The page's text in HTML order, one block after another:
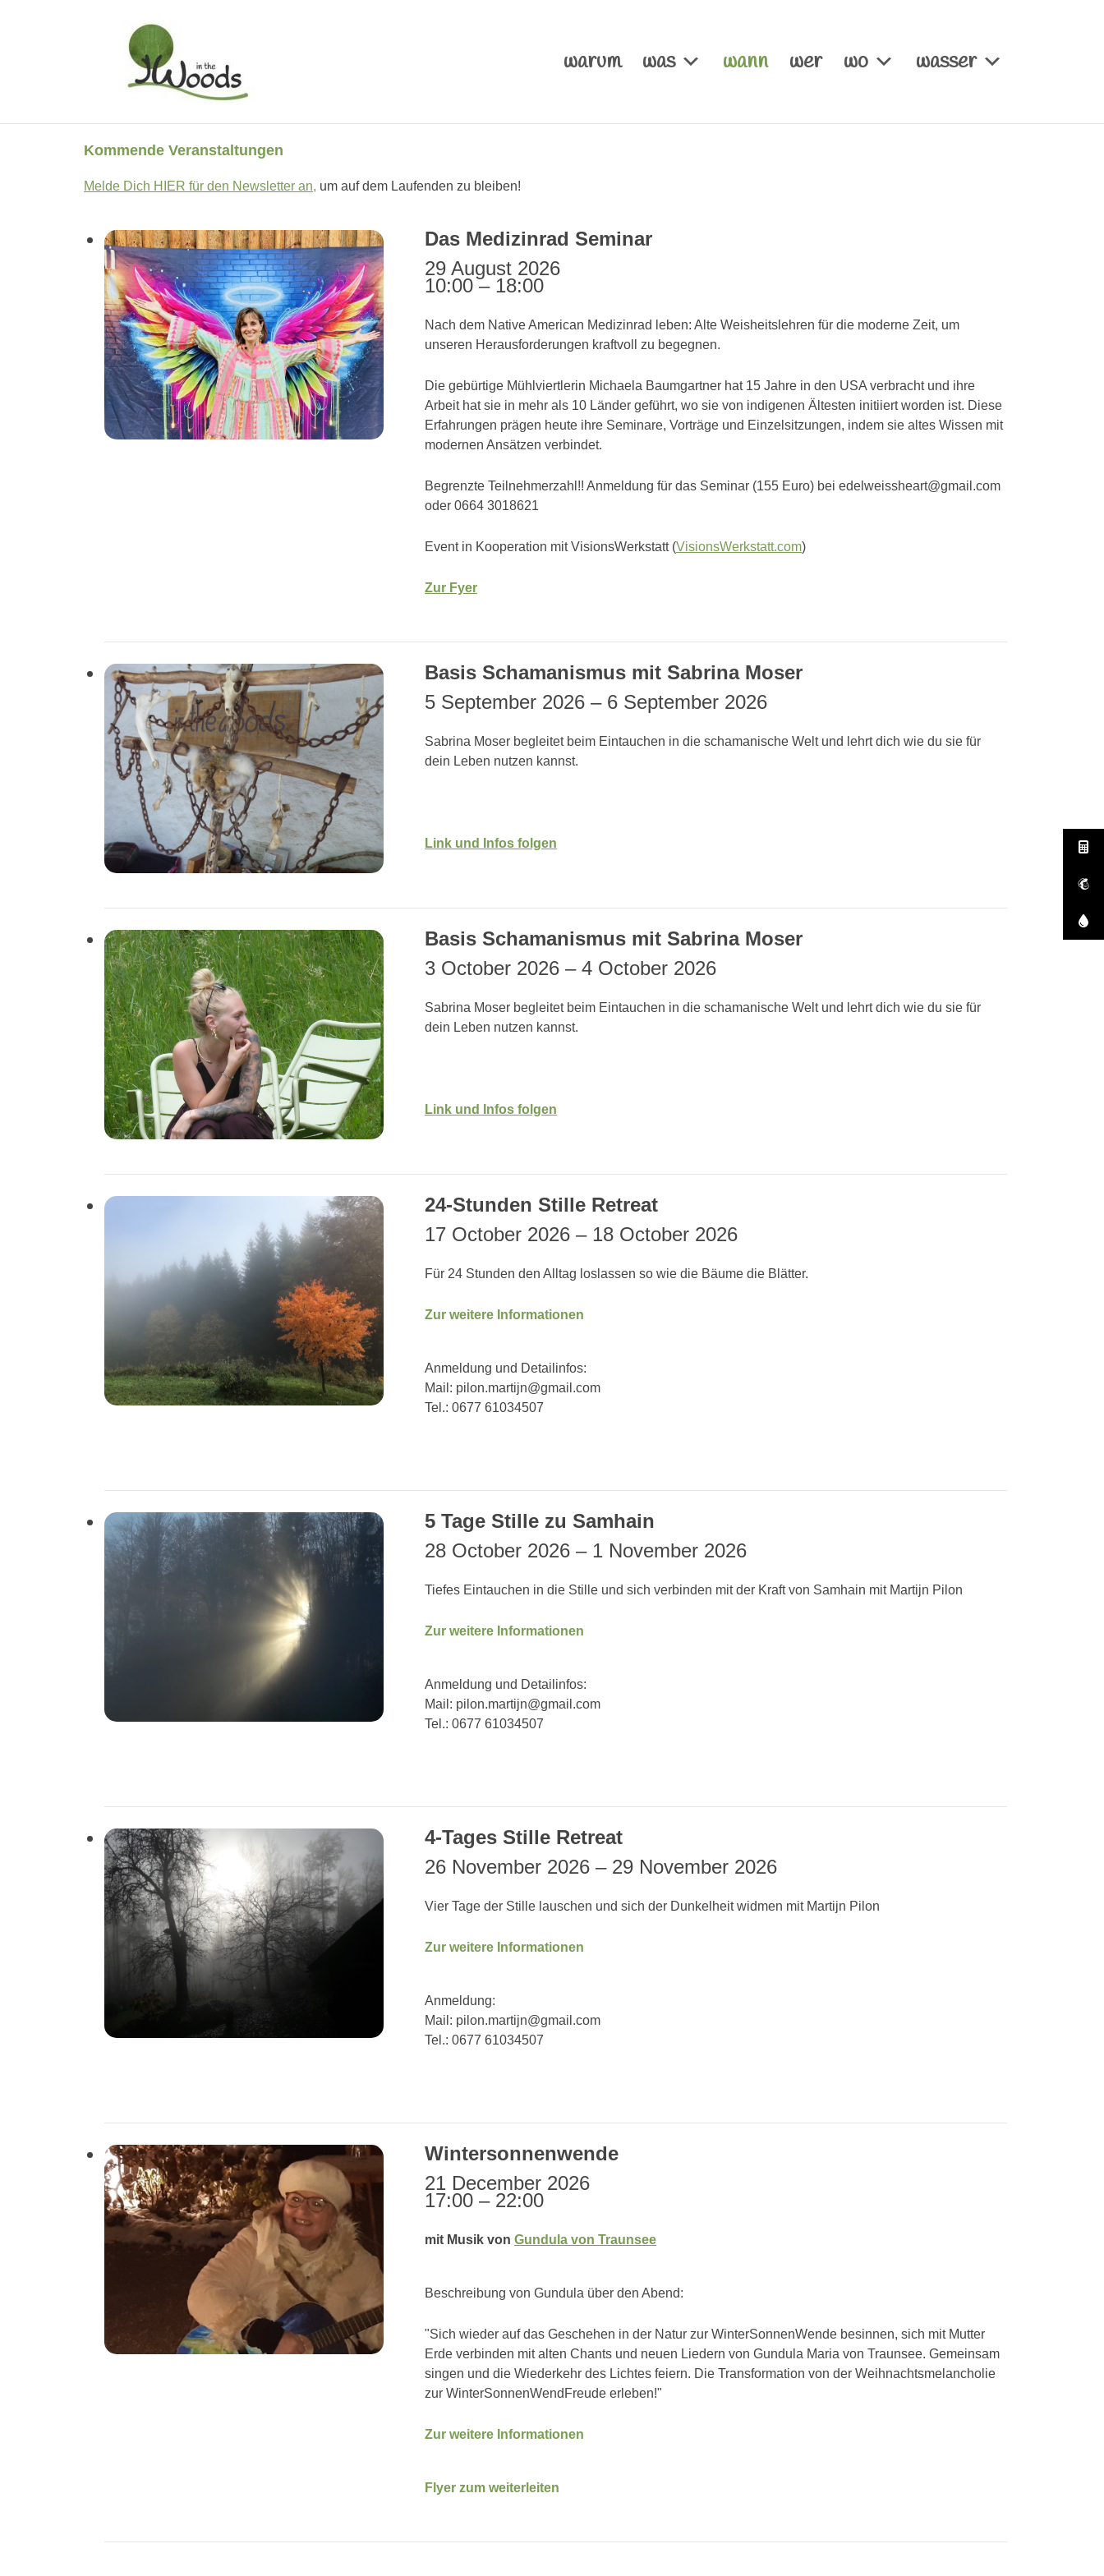
warum was wann wer wo wasser
Kommende Veranstaltungen
Melde Dich HIER für den Newsletter an, um auf dem Laufenden zu bleiben!
Das Medizinrad Seminar
29 August 2026
10:00 – 18:00
Nach dem Native American Medizinrad leben: Alte Weisheitslehren für die moderne Zeit, um
unseren Herausforderungen kraftvoll zu begegnen.
Die gebürtige Mühlviertlerin Michaela Baumgartner hat 15 Jahre in den USA verbracht und ihre
Arbeit hat sie in mehr als 10 Länder geführt, wo sie von indigenen Ältesten initiiert worden ist. Diese
Erfahrungen prägen heute ihre Seminare, Vorträge und Einzelsitzungen, indem sie altes Wissen mit
modernen Ansätzen verbindet.
Begrenzte Teilnehmerzahl!! Anmeldung für das Seminar (155 Euro) bei edelweissheart@gmail.com
oder 0664 3018621
Event in Kooperation mit VisionsWerkstatt (VisionsWerkstatt.com)
Zur Fyer
Basis Schamanismus mit Sabrina Moser
5 September 2026 – 6 September 2026
Sabrina Moser begleitet beim Eintauchen in die schamanische Welt und lehrt dich wie du sie für
dein Leben nutzen kannst.
Link und Infos folgen
Basis Schamanismus mit Sabrina Moser
3 October 2026 – 4 October 2026
Sabrina Moser begleitet beim Eintauchen in die schamanische Welt und lehrt dich wie du sie für
dein Leben nutzen kannst.
Link und Infos folgen
24-Stunden Stille Retreat
17 October 2026 – 18 October 2026
Für 24 Stunden den Alltag loslassen so wie die Bäume die Blätter.
Zur weitere Informationen
Anmeldung und Detailinfos:
Mail: pilon.martijn@gmail.com
Tel.: 0677 61034507
5 Tage Stille zu Samhain
28 October 2026 – 1 November 2026
Tiefes Eintauchen in die Stille und sich verbinden mit der Kraft von Samhain mit Martijn Pilon
Zur weitere Informationen
Anmeldung und Detailinfos:
Mail: pilon.martijn@gmail.com
Tel.: 0677 61034507
4-Tages Stille Retreat
26 November 2026 – 29 November 2026
Vier Tage der Stille lauschen und sich der Dunkelheit widmen mit Martijn Pilon
Zur weitere Informationen
Anmeldung:
Mail: pilon.martijn@gmail.com
Tel.: 0677 61034507
Wintersonnenwende
21 December 2026
17:00 – 22:00
mit Musik von Gundula von Traunsee
Beschreibung von Gundula über den Abend:
"Sich wieder auf das Geschehen in der Natur zur WinterSonnenWende besinnen, sich mit Mutter
Erde verbinden mit alten Chants und neuen Liedern von Gundula Maria von Traunsee. Gemeinsam
singen und die Wiederkehr des Lichtes feiern. Die Transformation von der Weihnachtsmelancholie
zur WinterSonnenWendFreude erleben!"
Zur weitere Informationen
Flyer zum weiterleiten